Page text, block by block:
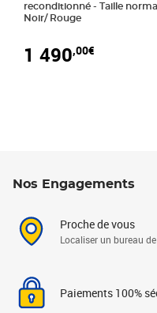
reconditionné - Taille normale -
Noir/ Rouge
1 490,00€
Nos Engagements
Proche de vous
Localiser un bureau
Paiements 100%